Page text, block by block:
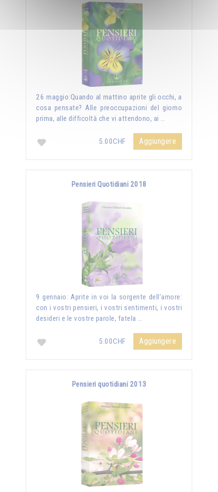
26 maggio:Quando al mattino aprite gli occhi, a
cosa pensate? Alle preoccupazioni del giorno
prima, alle difficoltà che vi attendono, ai …
5.00CHF Aggiungere
Pensieri Quotidiani 2018
9 gennaio: Aprite in voi la sorgente dell’amore:
con i vostri pensieri, i vostri sentimenti, i vostri
desideri e le vostre parole, fatela …
5.00CHF Aggiungere
Pensieri quotidiani 2013